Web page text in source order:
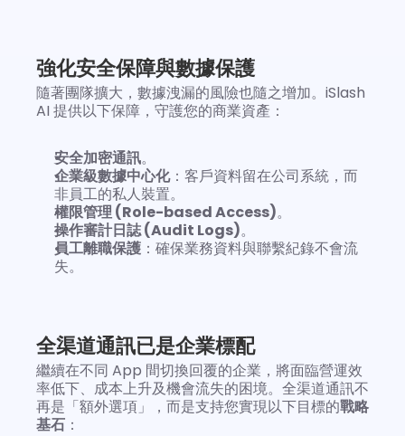
強化安全保障與數據保護
隨著團隊擴大，數據洩漏的風險也隨之增加。iSlash
AI 提供以下保障，守護您的商業資產：
安全加密通訊。
企業級數據中心化：客戶資料留在公司系統，而
非員工的私人裝置。
權限管理 (Role-based Access)。
操作審計日誌 (Audit Logs)。
員工離職保護 ：確保業務資料與聯繫紀錄不會流
失。
全渠道通訊已是企業標配
繼續在不同 App 間切換回覆的企業，將面臨營運效
率低下、成本上升及機會流失的困境。全渠道通訊不
再是「額外選項」，而是支持您實現以下目標的戰略
基石 ：